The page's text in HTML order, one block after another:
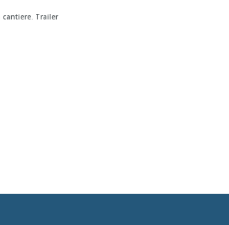
cantiere. Trailer